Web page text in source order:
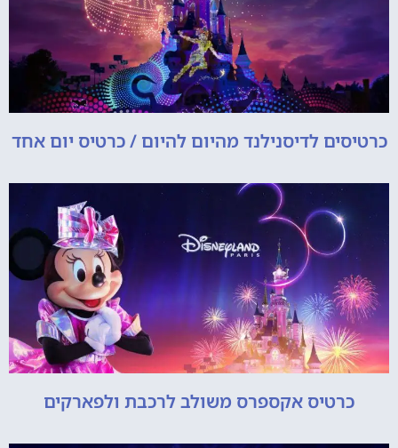
כרטיסים לדיסנילנד מהיום להיום / כרטיס יום אחד
כרטיס אקספרס משולב לרכבת ולפארקים